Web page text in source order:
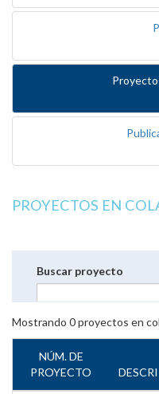
PROYECTOS EN
Buscar proyecto
Mostrando 0proyectos en
NÚM. DE
PROYECTO